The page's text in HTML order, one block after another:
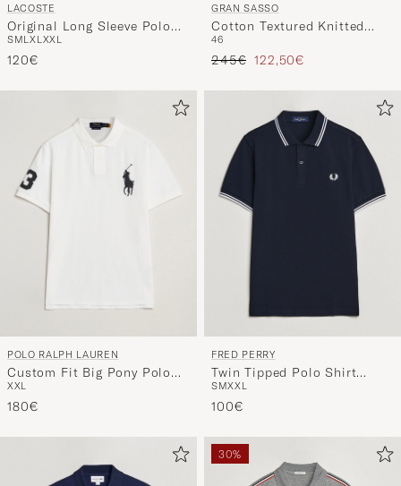
LACOSTE
Original Long Sleeve Polo
Piké Navy Blue
SMLXLXXL
120€
GRAN SASSO
Cotton Textured Knitted
Polo Light Blue
46
Regulärer Preis
245€ Reduzierter Preis
122,50€
POLO RALPH LAUREN
Custom Fit Big Pony Polo
White
XXL
180€
FRED PERRY
Twin Tipped Polo Shirt
Navy/White
SMXXL
100€
30%